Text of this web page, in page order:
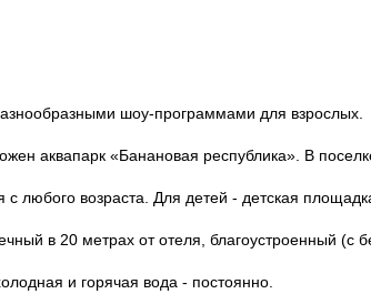
шоу-программами для взрослых.
аквапарк «Банановая республика». В
с любого возраста. Для детей - детская
в 20 метрах от отеля, благоустроенный (с
и горячая вода - постоянно.